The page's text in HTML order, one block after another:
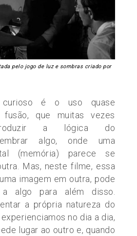
pelo jogo de luz e sombras criado por
curioso é o uso quase
fusão, que muitas vezes
a lógica do
algo, onde uma
(memória) parece se
Mas, neste filme, essa
imagem em outra, pode
a algo para além disso.
a própria natureza do
no dia a dia,
lugar ao outro e, quando